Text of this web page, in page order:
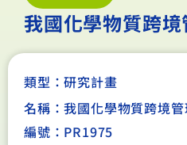
我國化學物質跨
類型：研究計畫
名稱：我國化學物質跨境
編號：PR1975